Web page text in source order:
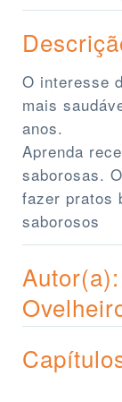
O interesse
mais
anos.
Aprenda
saborosas.
fazer pratos
saborosos